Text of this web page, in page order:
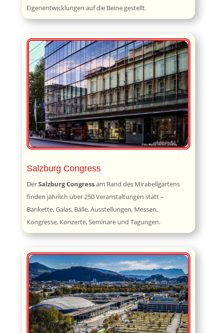
Eigenentwicklungen auf die Beine gestellt.
Salzburg Congress
DerSalzburg Congressam Rand des Mirabellgartens
finden jährlich über 250 Veranstaltungen statt –
Bankette, Galas, Bälle, Ausstellungen, Messen,
Kongresse, Konzerte, Seminare und Tagungen.